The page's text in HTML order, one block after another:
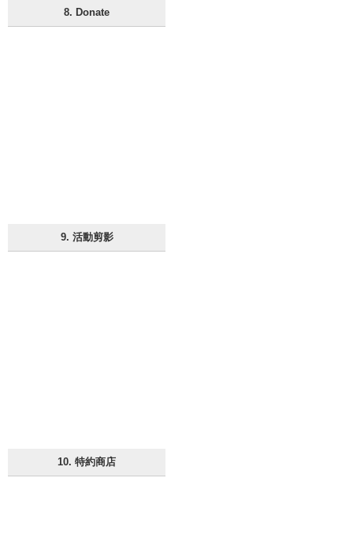
8. Donate
9. 活動剪影
10. 特約商店